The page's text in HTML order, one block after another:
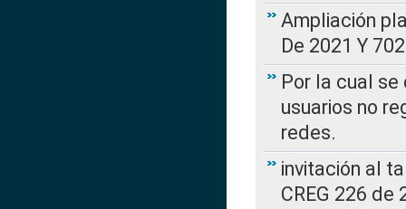
Ampliación
De 2021 Y
Por la cual
usuarios no
redes.
invitación al
CREG 226